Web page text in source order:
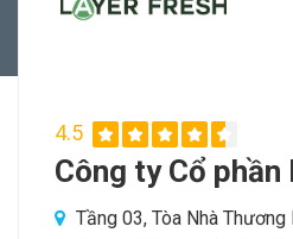
4.5
Công ty Cổ phần
Tầng 03, Tòa Nhà